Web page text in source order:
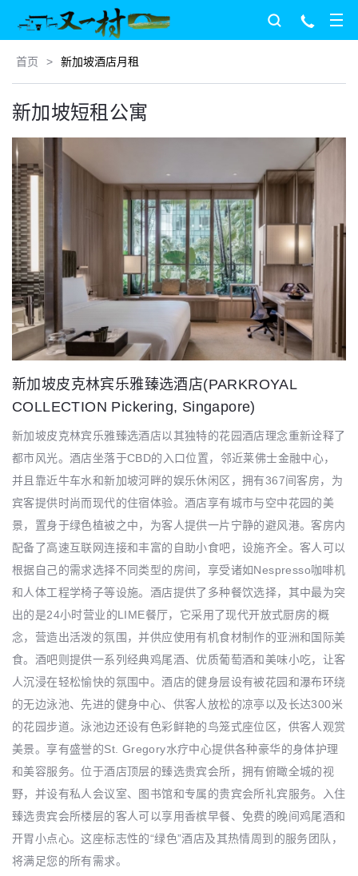
首页 > 新加坡酒店月租
新加坡短租公寓
新加坡皮克林宾乐雅臻选酒店(PARKROYAL
COLLECTION Pickering, Singapore)
新加坡皮克林宾乐雅臻选酒店以其独特的花园酒店理念重新诠释了
都市风光。酒店坐落于CBD的入口位置，邻近莱佛士金融中心，
并且靠近牛车水和新加坡河畔的娱乐休闲区，拥有367间客房，为
宾客提供时尚而现代的住宿体验。酒店享有城市与空中花园的美
景，置身于绿色植被之中，为客人提供一片宁静的避风港。客房内
配备了高速互联网连接和丰富的自助小食吧，设施齐全。客人可以
根据自己的需求选择不同类型的房间，享受诸如Nespresso咖啡机
和人体工程学椅子等设施。酒店提供了多种餐饮选择，其中最为突
出的是24小时营业的LIME餐厅，它采用了现代开放式厨房的概
念，营造出活泼的氛围，并供应使用有机食材制作的亚洲和国际美
食。酒吧则提供一系列经典鸡尾酒、优质葡萄酒和美味小吃，让客
人沉浸在轻松愉快的氛围中。酒店的健身层设有被花园和瀑布环绕
的无边泳池、先进的健身中心、供客人放松的凉亭以及长达300米
的花园步道。泳池边还设有色彩鲜艳的鸟笼式座位区，供客人观赏
美景。享有盛誉的St. Gregory水疗中心提供各种豪华的身体护理
和美容服务。位于酒店顶层的臻选贵宾会所，拥有俯瞰全城的视
野，并设有私人会议室、图书馆和专属的贵宾会所礼宾服务。入住
臻选贵宾会所楼层的客人可以享用香槟早餐、免费的晚间鸡尾酒和
开胃小点心。这座标志性的“绿色”酒店及其热情周到的服务团队，
将满足您的所有需求。